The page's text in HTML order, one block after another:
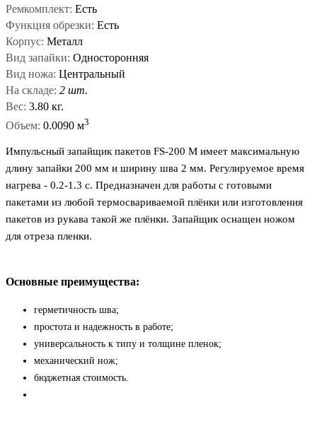
Ремкомплект: Есть
Функция обрезки: Есть
Корпус: Металл
Вид запайки: Односторонняя
Вид ножа: Центральный
На складе: 2 шт.
Вес: 3.80 кг.
Объем: 0.0090 м3
Импульсный запайщик пакетов FS-200 M имеет максимальную
длину запайки 200 мм и ширину шва 2 мм. Регулируемое время
нагрева - 0.2-1.3 с. Предназначен для работы с готовыми
пакетами из любой термосвариваемой плёнки или изготовления
пакетов из рукава такой же плёнки. Запайщик оснащен ножом
для отреза пленки.
Основные преимущества:
герметичность шва;
простота и надежность в работе;
универсальность к типу и толщине пленок;
механический нож;
бюджетная стоимость.